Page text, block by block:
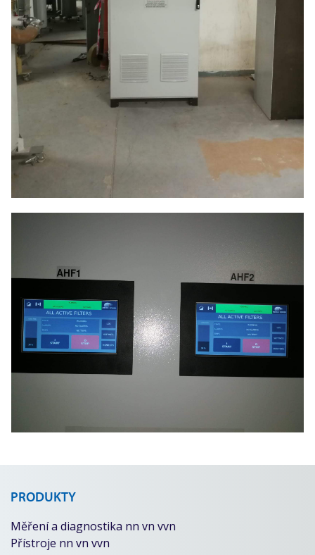
PRODUKTY
Měření a diagnostika nn vn vvn
Přístroje nn vn vvn